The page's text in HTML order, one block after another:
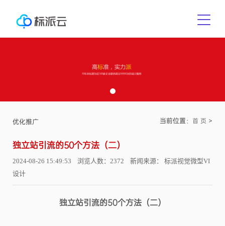
优化推广 当前位置： 首 页 >
独立站引流的50个方法（二）
2024-08-26 15:49:53 浏览人数：2372 新闻来源： 标派视觉微型VI
设计
独立站引流的50个方法 （二）